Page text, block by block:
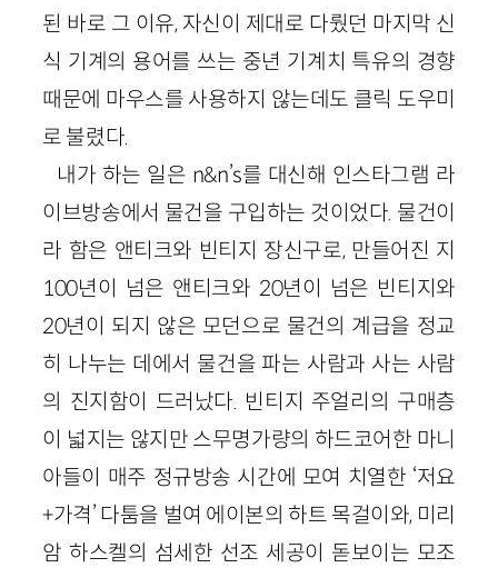
된 바로 그 이유, 자신이 제대로 다뤘던 마지막 신
식 기계의 용어를 쓰는 중년 기계치 특유의 경향
때문에 마우스를 사용하지 않는데도 클릭 도우미
로 불렸다.
내가 하는 일은 n&n’s를 대신해 인스타그램 라
이브방송에서 물건을 구입하는 것이었다. 물건이
라 함은 앤티크와 빈티지 장신구로, 만들어진 지
100년이 넘은 앤티크와 20년이 넘은 빈티지와
20년이 되지 않은 모던으로 물건의 계급을 정교
히 나누는 데에서 물건을 파는 사람과 사는 사람
의 진지함이 드러났다. 빈티지 주얼리의 구매층
이 넓지는 않지만 스무명가량의 하드코어한 마니
아들이 매주 정규방송 시간에 모여 치열한 ‘저요
+가격’ 다툼을 벌여 에이본의 하트 목걸이와, 미리
암 하스켈의 섬세한 선조 세공이 돋보이는 모조